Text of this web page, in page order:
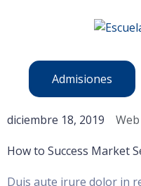
Admisiones
diciembre 18, 2019
How to Success Market
Duis aute irure dolor in